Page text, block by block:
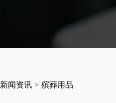
新闻资讯 > 殡葬用品